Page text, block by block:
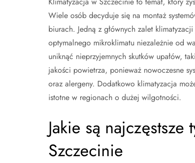
Wiele osób decyduje się na montaż
biurach. Jedną z głównych zalet
optymalnego mikroklimatu niezależnie od
uniknąć nieprzyjemnych skutków upałów,
jakości powietrza, ponieważ nowoczesne
oraz alergeny. Dodatkowo klimatyzacja
istotne w regionach o dużej wilgotności.
Jakie są
Szczecinie